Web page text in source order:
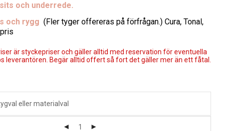
och underrede.
och rygg (Fler tyger offereras på förfrågan.) Cura, Tonal,
är styckepriser och gäller alltid med reservation för eventuella
leverantören. Begär alltid offert så fort det gäller mer än ett fåtal.